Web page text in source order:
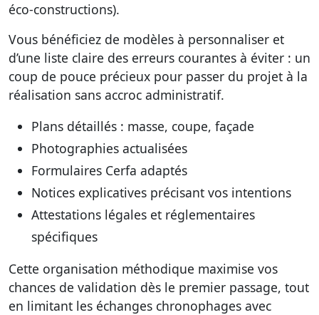
éco-constructions).
Vous bénéficiez de modèles à personnaliser et
d’une liste claire des erreurs courantes à éviter : un
coup de pouce précieux pour passer du projet à la
réalisation sans accroc administratif.
Plans détaillés : masse, coupe, façade
Photographies actualisées
Formulaires Cerfa adaptés
Notices explicatives précisant vos intentions
Attestations légales et réglementaires
spécifiques
Cette organisation méthodique maximise vos
chances de validation dès le premier passage, tout
en limitant les échanges chronophages avec